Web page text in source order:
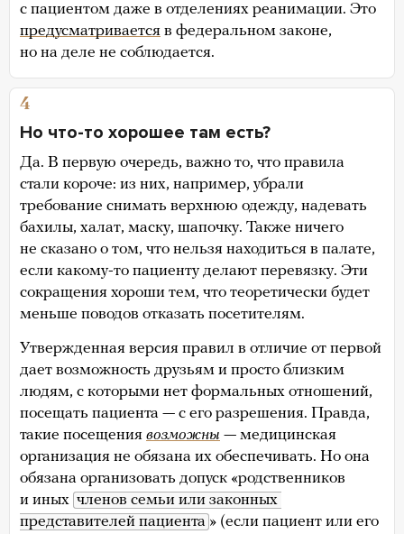
с пациентом даже в отделениях реанимации. Это
предусматривается в федеральном законе,
но на деле не соблюдается.
4
Но что-то хорошее там есть?
Да. В первую очередь, важно то, что правила
стали короче: из них, например, убрали
требование снимать верхнюю одежду, надевать
бахилы, халат, маску, шапочку. Также ничего
не сказано о том, что нельзя находиться в палате,
если какому-то пациенту делают перевязку. Эти
сокращения хороши тем, что теоретически будет
меньше поводов отказать посетителям.
Утвержденная версия правил в отличие от первой
дает возможность друзьям и просто близким
людям, с которыми нет формальных отношений,
посещать пациента — с его разрешения. Правда,
такие посещения возможны — медицинская
организация не обязана их обеспечивать. Но она
обязана организовать допуск «родственников
и иных членов семьи или законных
представителей пациента » (если пациент или его